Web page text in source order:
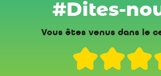
#Dites-
Vous êtes venus dans le